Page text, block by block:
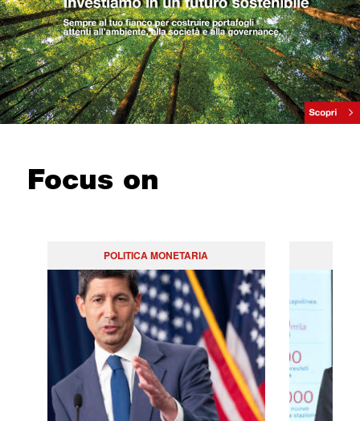
Focus on
POLITICA MONETARIA